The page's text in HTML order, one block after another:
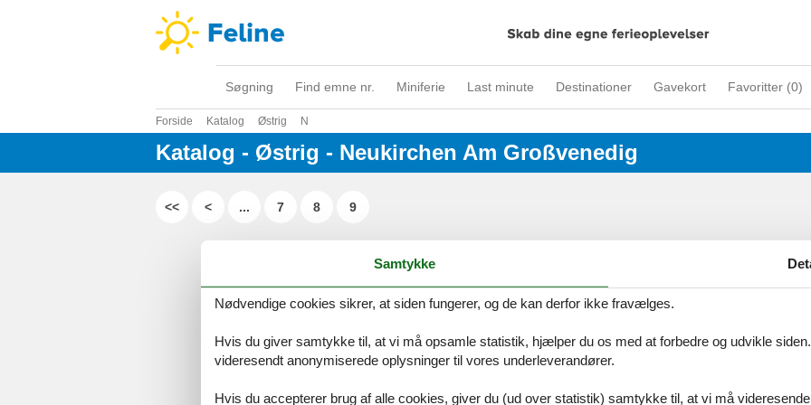
Søgning Find emne nr. Miniferie Last minute Destinationer Gavekort Favoritter (0)
Forside Katalog Østrig N
Katalog - Østrig - Neukirchen Am Großvenedig
<< < ... 7 8 9
Services
Gavekort
Tilbudsmail
Cookies
FAQ
Om os
Din
©Feline Holidays-Feline Holidays A/S - Nygade 8B, 2.th -DK-7400
Samtykke
Nødvendige cookies sikrer, at siden fungerer, og de kan derfor ikke fravælges.
Hvis du giver samtykke til, at vi må opsamle statistik, hjælper du os med at forbedre og udvikle
videresendt anonymiserede oplysninger til vores underleverandører.
Hvis du accepterer brug af alle cookies, giver du (ud over statistik) samtykke til, at vi må